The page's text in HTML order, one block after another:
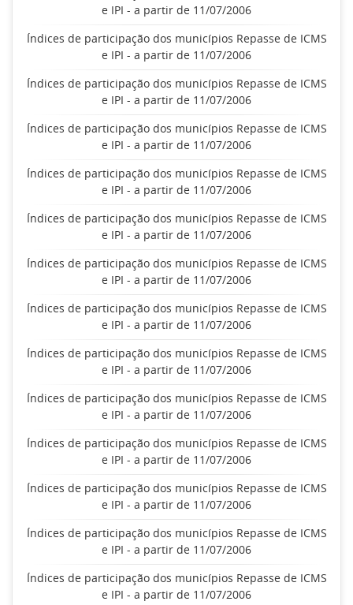
e IPI - a partir de 11/07/2006
Índices de participação dos municípios Repasse de ICMS
e IPI - a partir de 11/07/2006
Índices de participação dos municípios Repasse de ICMS
e IPI - a partir de 11/07/2006
Índices de participação dos municípios Repasse de ICMS
e IPI - a partir de 11/07/2006
Índices de participação dos municípios Repasse de ICMS
e IPI - a partir de 11/07/2006
Índices de participação dos municípios Repasse de ICMS
e IPI - a partir de 11/07/2006
Índices de participação dos municípios Repasse de ICMS
e IPI - a partir de 11/07/2006
Índices de participação dos municípios Repasse de ICMS
e IPI - a partir de 11/07/2006
Índices de participação dos municípios Repasse de ICMS
e IPI - a partir de 11/07/2006
Índices de participação dos municípios Repasse de ICMS
e IPI - a partir de 11/07/2006
Índices de participação dos municípios Repasse de ICMS
e IPI - a partir de 11/07/2006
Índices de participação dos municípios Repasse de ICMS
e IPI - a partir de 11/07/2006
Índices de participação dos municípios Repasse de ICMS
e IPI - a partir de 11/07/2006
Índices de participação dos municípios Repasse de ICMS
e IPI - a partir de 11/07/2006